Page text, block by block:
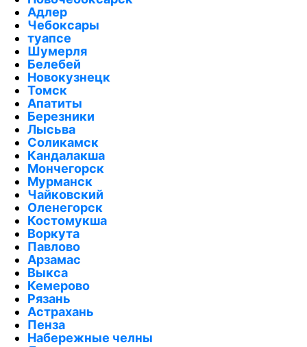
Адлер
Чебоксары
туапсе
Шумерля
Белебей
Новокузнецк
Томск
Апатиты
Березники
Лысьва
Соликамск
Кандалакша
Мончегорск
Мурманск
Чайковский
Оленегорск
Костомукша
Воркута
Павлово
Арзамас
Выкса
Кемерово
Рязань
Астрахань
Пенза
Набережные челны